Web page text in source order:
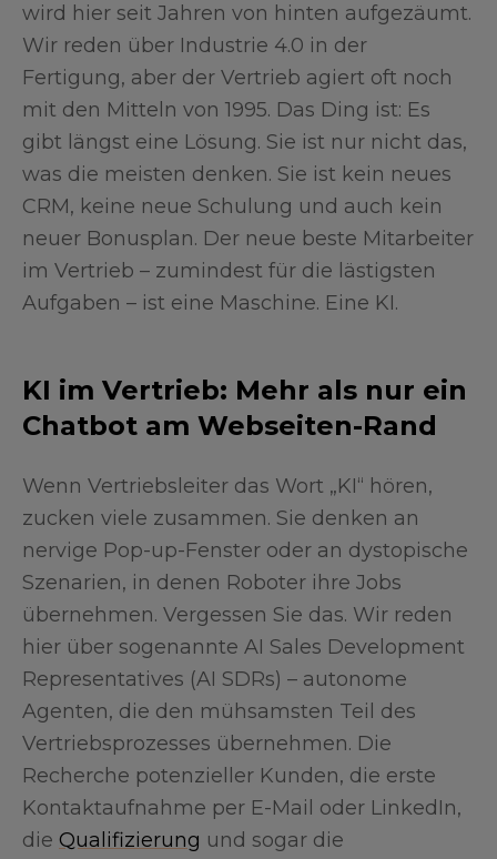
wird hier seit Jahren von hinten aufgezäumt.
Wir reden über Industrie 4.0 in der
Fertigung, aber der Vertrieb agiert oft noch
mit den Mitteln von 1995. Das Ding ist: Es
gibt längst eine Lösung. Sie ist nur nicht das,
was die meisten denken. Sie ist kein neues
CRM, keine neue Schulung und auch kein
neuer Bonusplan. Der neue beste Mitarbeiter
im Vertrieb – zumindest für die lästigsten
Aufgaben – ist eine Maschine. Eine KI.
KI im Vertrieb: Mehr als nur ein
Chatbot am Webseiten-Rand
Wenn Vertriebsleiter das Wort „KI“ hören,
zucken viele zusammen. Sie denken an
nervige Pop-up-Fenster oder an dystopische
Szenarien, in denen Roboter ihre Jobs
übernehmen. Vergessen Sie das. Wir reden
hier über sogenannte AI Sales Development
Representatives (AI SDRs) – autonome
Agenten, die den mühsamsten Teil des
Vertriebsprozesses übernehmen. Die
Recherche potenzieller Kunden, die erste
Kontaktaufnahme per E-Mail oder LinkedIn,
die Qualifizierung und sogar die